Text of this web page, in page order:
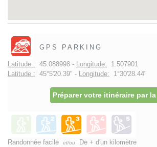
GPS PARKING
Latitude : 45.088998 - Longitude: 1.507901
Latitude : 45°5'20.39" - Longitude: 1°30'28.44"
Préparer votre itinéraire par
Randonnée facile et/ou De + d'un kilomètre